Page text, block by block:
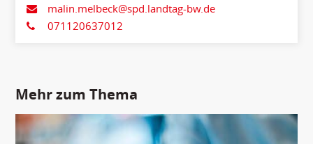
malin.melbeck@spd.landtag-bw.de
071120637012
Mehr zum Thema